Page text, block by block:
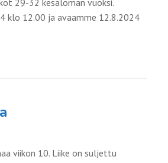
29-32 kesäloman vuoksi.
klo 12.00 ja avaamme 12.8.2024
viikon 10. Liike on suljettu